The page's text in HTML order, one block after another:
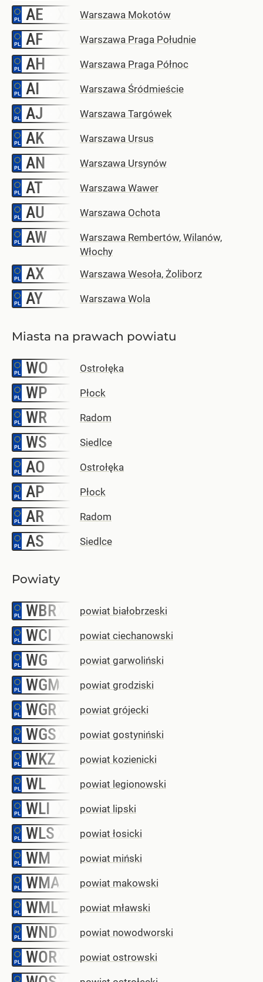
AE Warszawa Mokotów
AF Warszawa Praga Południe
AH Warszawa Praga Północ
AI Warszawa Śródmieście
AJ Warszawa Targówek
AK Warszawa Ursus
AN Warszawa Ursynów
AT Warszawa Wawer
AU Warszawa Ochota
AW
Warszawa Rembertów, Wilanów,
Włochy
AX Warszawa Wesoła, Żoliborz
AY Warszawa Wola
Miasta na prawach powiatu
WO Ostrołęka
WP Płock
WR Radom
WS Siedlce
AO Ostrołęka
AP Płock
AR Radom
AS Siedlce
Powiaty
WBR powiat białobrzeski
WCI powiat ciechanowski
WG powiat garwoliński
WGM powiat grodziski
WGR powiat grójecki
WGS powiat gostyniński
WKZ powiat kozienicki
WL powiat legionowski
WLI powiat lipski
WLS powiat łosicki
WM powiat miński
WMA powiat makowski
WML powiat mławski
WND powiat nowodworski
WOR powiat ostrowski